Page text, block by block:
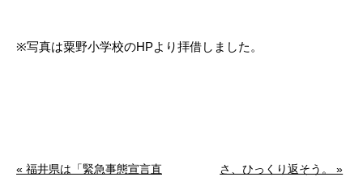
※写真は粟野小学校のHPより拝借しました。
« 福井県は「緊急事態宣言直
さ、ひっくり返そう。 »